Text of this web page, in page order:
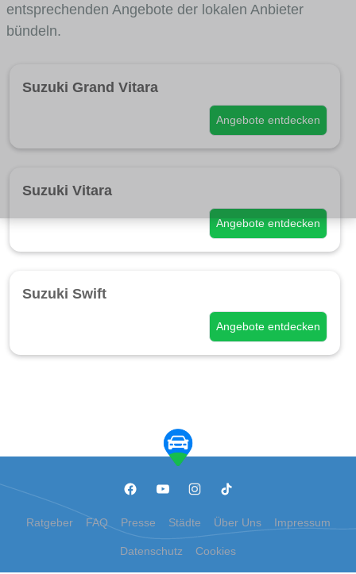
entsprechenden Angebote der lokalen Anbieter
bündeln.
Suzuki Grand Vitara
Angebote entdecken
Suzuki Vitara
Angebote entdecken
Suzuki Swift
Angebote entdecken
Ratgeber FAQ Presse Städte Über Uns Impressum
Datenschutz Cookies